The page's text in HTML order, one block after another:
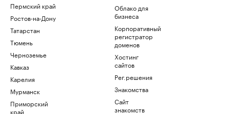
Пермский край
Ростов-на-Дону
Татарстан
Тюмень
Черноземье
Кавказ
Карелия
Мурманск
Приморский
край
Облако для
бизнеса
Корпоративный
регистратор
доменов
Хостинг
сайтов
Рег.решения
Знакомства
Сайт
знакомств